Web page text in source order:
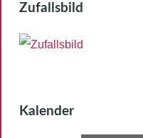
Zufallsbild
Kalender